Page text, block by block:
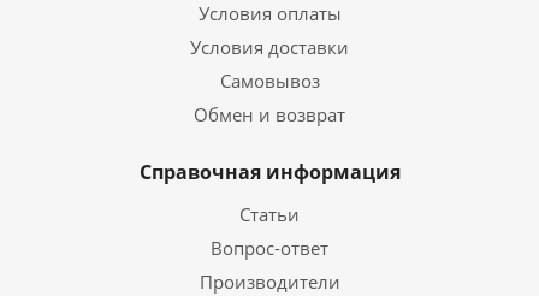
Условия оплаты
Условия доставки
Самовывоз
Обмен и возврат
Справочная информация
Статьи
Вопрос-ответ
Производители